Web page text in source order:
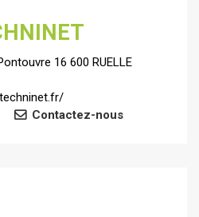
16 600 RUELLE
Contactez-nous